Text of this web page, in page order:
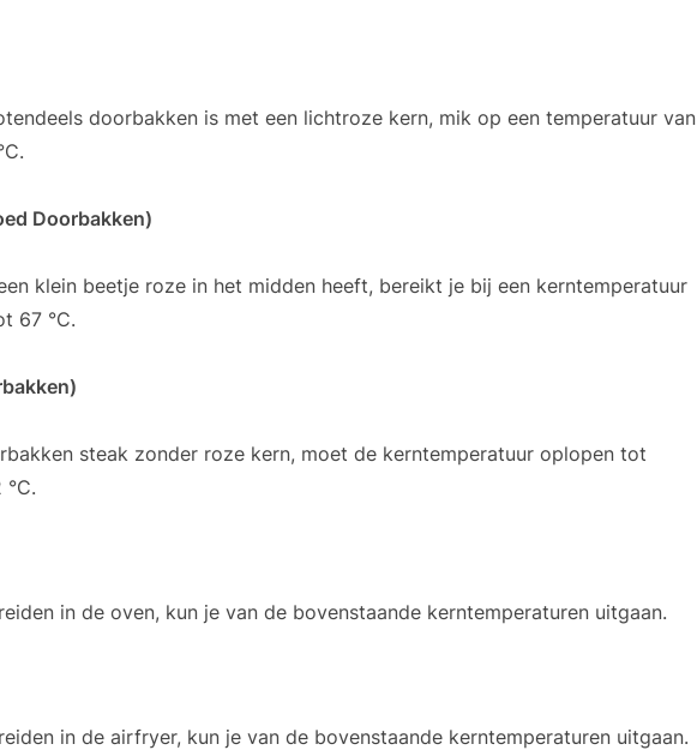
doorbakken is met een lichtroze kern, mik op een temperatuur van
Doorbakken)
klein beetje roze in het midden heeft, bereikt je bij een kerntemperatuur
67 °C.
steak zonder roze kern, moet de kerntemperatuur oplopen tot
in de oven, kun je van de bovenstaande kerntemperaturen uitgaan.
in de airfryer, kun je van de bovenstaande kerntemperaturen uitgaan.